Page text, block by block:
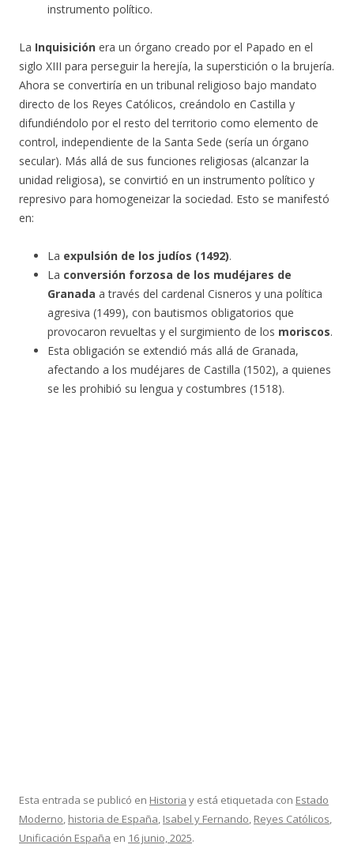
instrumento político.
La Inquisición era un órgano creado por el Papado en el
siglo XIII para perseguir la herejía, la superstición o la brujería.
Ahora se convertiría en un tribunal religioso bajo mandato
directo de los Reyes Católicos, creándolo en Castilla y
difundiéndolo por el resto del territorio como elemento de
control, independiente de la Santa Sede (sería un órgano
secular). Más allá de sus funciones religiosas (alcanzar la
unidad religiosa), se convirtió en un instrumento político y
represivo para homogeneizar la sociedad. Esto se manifestó
en:
La expulsión de los judíos (1492).
La conversión forzosa de los mudéjares de
Granada a través del cardenal Cisneros y una política
agresiva (1499), con bautismos obligatorios que
provocaron revueltas y el surgimiento de los moriscos.
Esta obligación se extendió más allá de Granada,
afectando a los mudéjares de Castilla (1502), a quienes
se les prohibió su lengua y costumbres (1518).
Esta entrada se publicó en Historia y está etiquetada con Estado
Moderno, historia de España, Isabel y Fernando, Reyes Católicos,
Unificación España en 16 junio, 2025.